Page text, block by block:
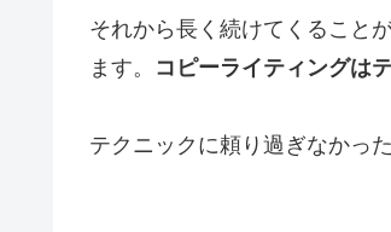
それから長く続けてくること
ます。 コピーライティングは
テクニックに頼り過ぎなかっ